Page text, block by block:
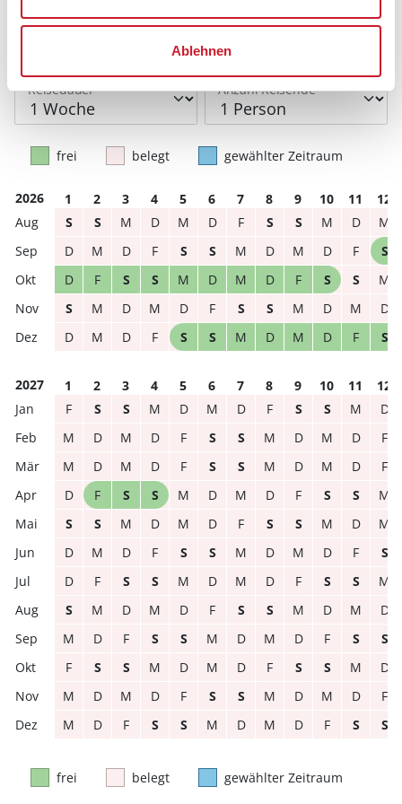
Ablehnen
Reisedauer Anzahl Reisende
Reisezeitraumes auch Änderungen bei der
frei belegt gewählter Zeitraum
2026 1 2 3 4 5 6 7 8 9 10 11
12
S
S M D M D F S S M D
M
D
M D F S S M D M D F
S
D
F S S M D M D F S S
M
S
M D M D F S S M D M
D
D
M D F S S M D M D F S
2027 1 2 3 4 5 6 7 8 9 10 11
12
F
S S M D M D F S S M
D
M
D M D F S S M D M D
F
M
D M D F S S M D M D
F
D
F S S M D M D F S S
M
S
S M D M D F S S M D
M
D
M D F S S M D M D F
S
D
F S S M D M D F S S
M
S
M D M D F S S M D M
D
M
D F S S M D M D F S
S
F
S S M D M D F S S M
D
M
D M D F S S M D M D
F
M
D F S S M D M D F S S
frei belegt gewählter Zeitraum